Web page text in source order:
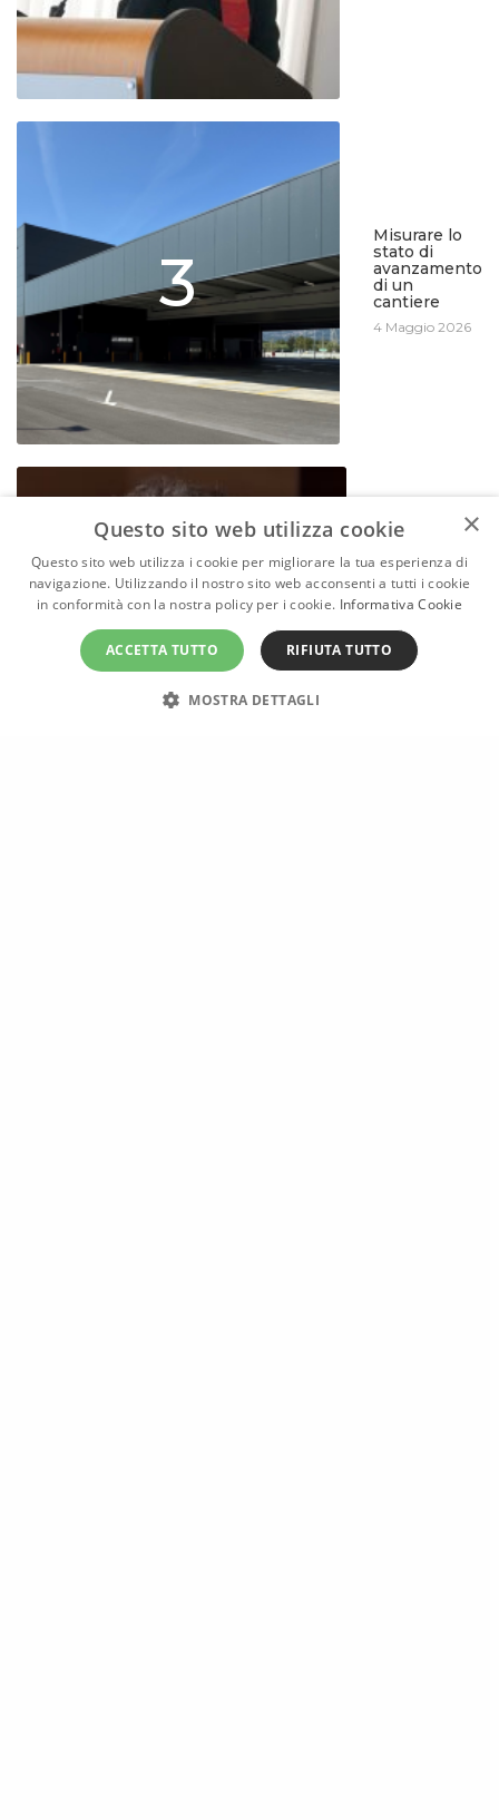
3
Misurare lo
stato di
avanzamento
di un
cantiere
4 Maggio 2026
4
Emanuele
Ferraloro:
“Costruzioni,
e filiera, così
cresce il
Paese”
×
Questo sito web utilizza cookie
Questo sito web utilizza i cookie per migliorare la tua esperienza di
navigazione. Utilizzando il nostro sito web acconsenti a tutti i cookie
in conformità con la nostra policy per i cookie. Informativa Cookie
ACCETTA TUTTO RIFIUTA TUTTO
MOSTRA DETTAGLI